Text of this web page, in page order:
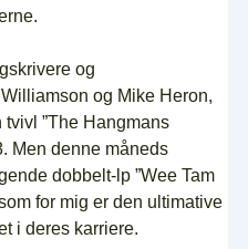
og
og Mike Heron,
”The Hangmans
Men denne måneds
dobbelt-lp ”Wee Tam
for mig er den ultimative
i deres karriere.